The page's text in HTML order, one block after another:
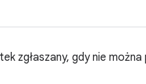
zgłaszany, gdy nie